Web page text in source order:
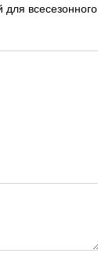
для всесезонного